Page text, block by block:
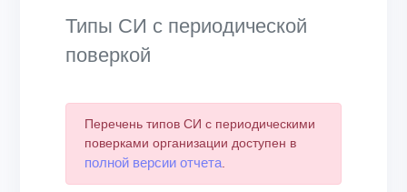
Типы СИ с периодической
поверкой
Перечень типов СИ с периодическими
поверками организации доступен в
полной версии отчета.